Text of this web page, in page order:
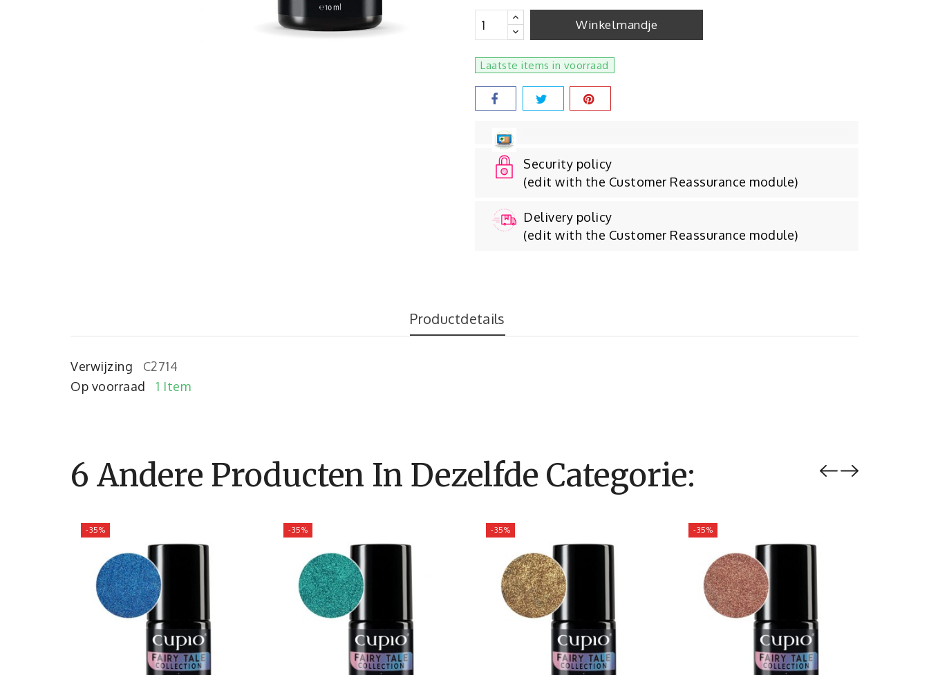
Winkelmandje
Laatste items in voorraad
Security policy
(edit with the Customer Reassurance module)
Delivery policy
(edit with the Customer Reassurance module)
Productdetails
Verwijzing
C2714
Op voorraad
1 Item
6 Andere Producten In Dezelfde Categorie:
-35% -35% -35% -35%